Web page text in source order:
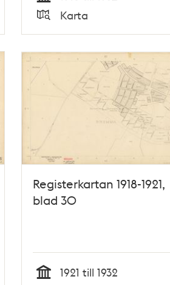
Tid
Typ
Karta
Registerkartan 1918-1921,
blad 30
1921 till 1932